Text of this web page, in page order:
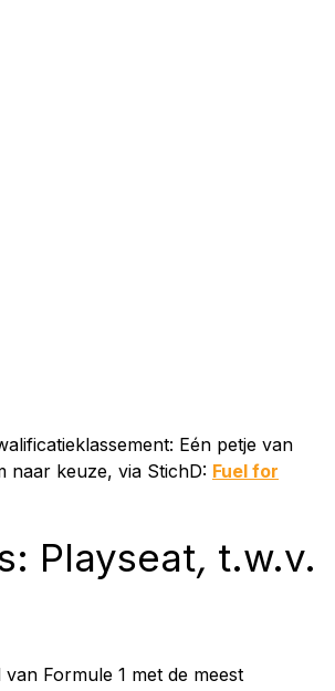
Eén petje van
naar keuze, via StichD: Fuel for
Playseat, t.w.v.
Formule 1 met de meest